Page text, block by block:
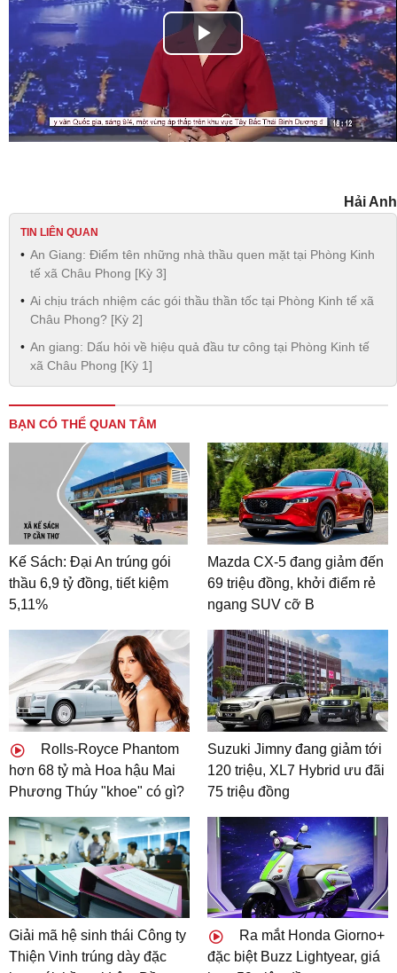
Play
Video
Hải Anh
TIN LIÊN QUAN
An Giang: Điểm tên những nhà thầu quen mặt tại Phòng Kinh
tế xã Châu Phong [Kỳ 3]
Ai chịu trách nhiệm các gói thầu thần tốc tại Phòng Kinh tế xã
Châu Phong? [Kỳ 2]
An giang: Dấu hỏi về hiệu quả đầu tư công tại Phòng Kinh tế
xã Châu Phong [Kỳ 1]
BẠN CÓ THỂ QUAN TÂM
Kế Sách: Đại An trúng gói
thầu 6,9 tỷ đồng, tiết kiệm
5,11%
Mazda CX-5 đang giảm đến
69 triệu đồng, khởi điểm rẻ
ngang SUV cỡ B
Rolls-Royce Phantom
hơn 68 tỷ mà Hoa hậu Mai
Phương Thúy "khoe" có gì?
Suzuki Jimny đang giảm tới
120 triệu, XL7 Hybrid ưu đãi
75 triệu đồng
Giải mã hệ sinh thái Công ty
Thiện Vinh trúng dày đặc
Ra mắt Honda Giorno+
đặc biệt Buzz Lightyear, giá